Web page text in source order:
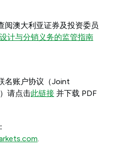
阅澳大利亚证券及投资委员
计与分销义务的监管指南
名账户协议（Joint
请点击此链接并下载 PDF
.